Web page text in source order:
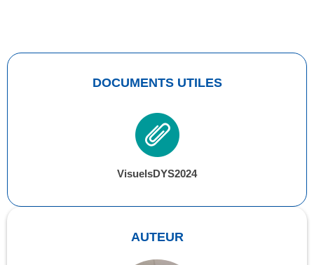
DOCUMENTS UTILES
VisuelsDYS2024
AUTEUR